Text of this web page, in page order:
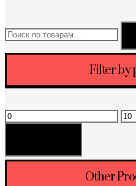
Искать:
Filter by
Минимальная
цена
Other